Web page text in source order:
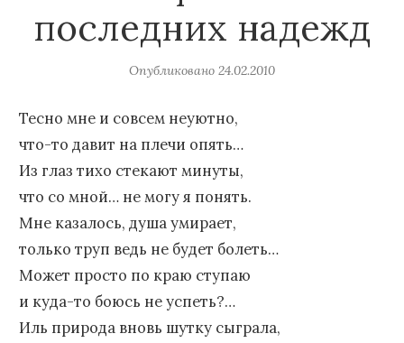
последних надежд
Опубликовано 24.02.2010
Тесно мне и совсем неуютно,
что-то давит на плечи опять…
Из глаз тихо стекают минуты,
что со мной… не могу я понять.
Мне казалось, душа умирает,
только труп ведь не будет болеть…
Может просто по краю ступаю
и куда-то боюсь не успеть?…
Иль природа вновь шутку сыграла,